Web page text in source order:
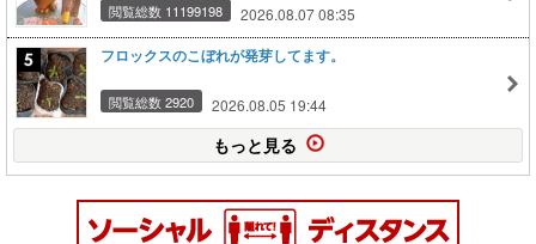
閲覧総数 11199198 2026.08.07 08:35
フロックスのこぼれが発芽してます。
閲覧総数 2920 2026.08.05 19:44
もっと見る